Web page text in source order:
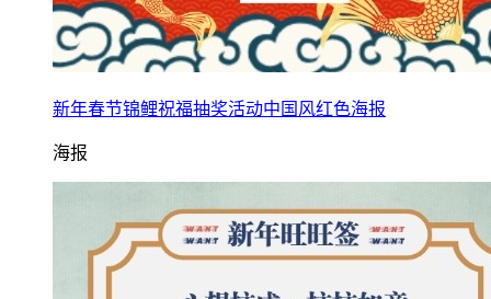
新年春节锦鲤祝福抽奖活动中国风红色海报
海报